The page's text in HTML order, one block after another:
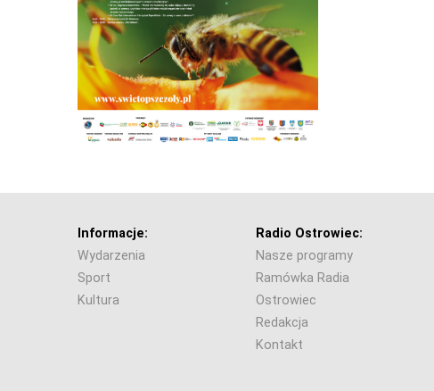
Informacje:
Wydarzenia
Sport
Kultura
Radio Ostrowiec:
Nasze programy
Ramówka Radia
Ostrowiec
Redakcja
Kontakt